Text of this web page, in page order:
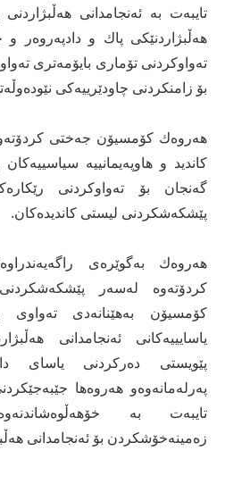
تایبەت بە ئەنجامدانی
هەڵبژاردنێكی پاك و دادپەروەر
تەواوكردنی تۆماری بایۆمەتری
بۆ زامنكردنی چاودێرییەكی
هەروەك كۆمسیۆن جەختی
كاندید و هاوپەیمانییە
گەنجان بۆ تەواوكردنی
پێشكەشكردنی لیستی كاندیدەكان.
هەروەك بەگوێرەی
كردۆتەوە لەسەر
كۆمسیۆن بەهێنانەدی تەواوی
یاسایییەكانی ئەنجامدانی
پێویستی دەركردنی یاسای
تایبەت بە
زەمینەخۆشكردن بۆ ئەنجامدانی